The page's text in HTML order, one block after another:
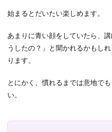
を試
し！
3.2
資格
強を
始まるとだいたい楽しめます。
あまりに青い顔をしていたら、
うしたの？」と聞かれるかもし
ります。
とにかく、慣れるまでは意地で
い。